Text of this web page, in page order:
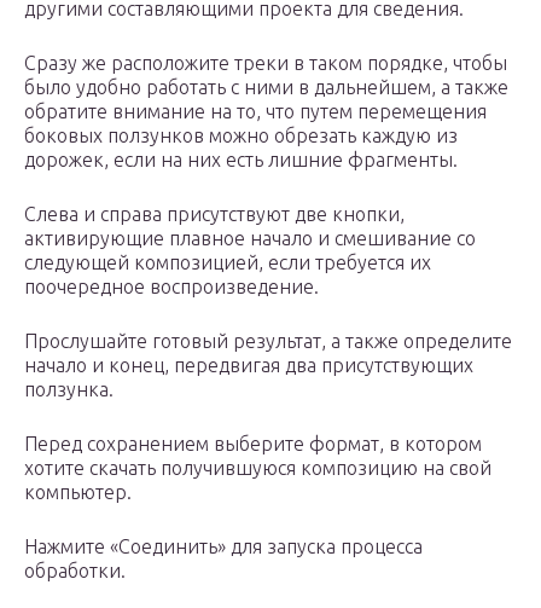
другими составляющими проекта для сведения.
Сразу же расположите треки в таком порядке, чтобы
было удобно работать с ними в дальнейшем, а также
обратите внимание на то, что путем перемещения
боковых ползунков можно обрезать каждую из
дорожек, если на них есть лишние фрагменты.
Слева и справа присутствуют две кнопки,
активирующие плавное начало и смешивание со
следующей композицией, если требуется их
поочередное воспроизведение.
Прослушайте готовый результат, а также определите
начало и конец, передвигая два присутствующих
ползунка.
Перед сохранением выберите формат, в котором
хотите скачать получившуюся композицию на свой
компьютер.
Нажмите «Соединить» для запуска процесса
обработки.